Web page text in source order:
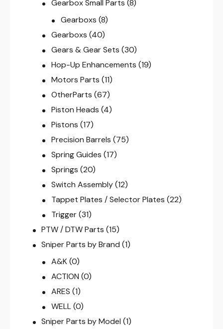
Gearbox Small Parts (8)
Gearboxs (8)
Gearboxs (40)
Gears & Gear Sets (30)
Hop-Up Enhancements (19)
Motors Parts (11)
OtherParts (67)
Piston Heads (4)
Pistons (17)
Precision Barrels (75)
Spring Guides (17)
Springs (20)
Switch Assembly (12)
Tappet Plates / Selector Plates (22)
Trigger (31)
PTW / DTW Parts (15)
Sniper Parts by Brand (1)
A&K (0)
ACTION (0)
ARES (1)
WELL (0)
Sniper Parts by Model (1)